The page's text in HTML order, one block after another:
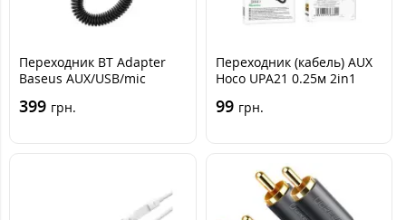
Переходник BT Adapter
Baseus AUX/USB/mic
399 грн.
Переходник (кабель) AUX
Hoco UPA21 0.25м 2in1
99 грн.